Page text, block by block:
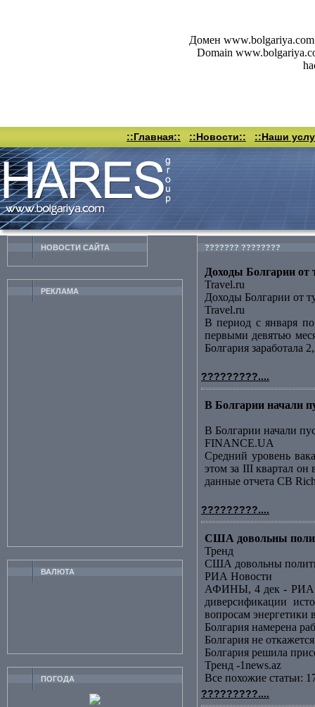
Домен www.bolgariya.com
Domain
::Главная:: ::Новости:: ::Наши
НОВОСТИ CАЙТА
РЕКЛАМА
ВАЛЮТА
ПОГОДА
??????? ????????
Доходы Болгарии от
Travel.ru
Доходы Болгарии от
Travel.ru
В период с января по
первыми девятью
Болгария заработала
?????????....
В Болгарии начали
В Болгарии начали
FINANCE.UA
Средний уровень
этом за III квартал он
данные отчета CB
?????????....
США довольны
Тренд
США довольны
РИА Новости
АФИНЫ, 4 дек - РИА
диверсификации
вопросам энергетики
Болгария намерена
Болгария не
Болгария решила
Тренд -1news.az
Все похожие статьи:
?????????....